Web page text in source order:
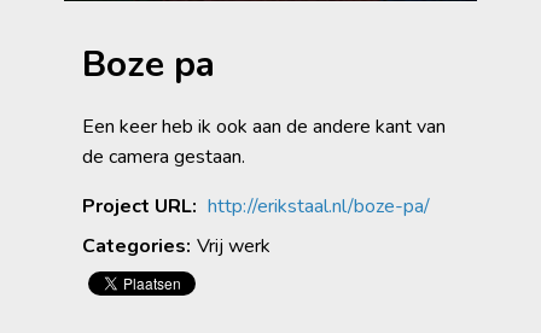
Boze pa
Een keer heb ik ook aan de andere kant van
de camera gestaan.
Project URL: http://erikstaal.nl/boze-pa/
Categories: Vrij werk